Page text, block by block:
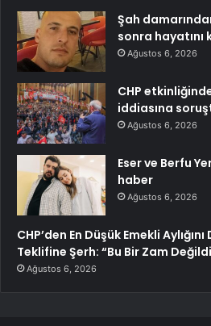
Şah
sonra
Ağustos 6, 2026
CHP
iddiasına
Ağustos 6, 2026
Eser ve Berfu
haber
Ağustos 6, 2026
CHP’den En Düşük Emekli
Teklifine Şerh: “Bu Bir Zam
Ağustos 6, 2026